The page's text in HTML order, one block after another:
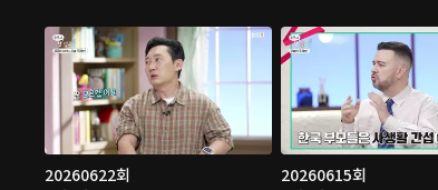
20260622회 20260615회